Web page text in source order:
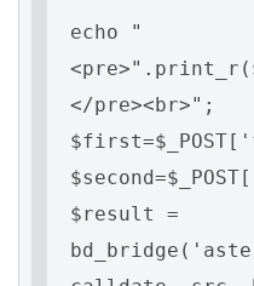
echo "
</pre><br>";
$result =